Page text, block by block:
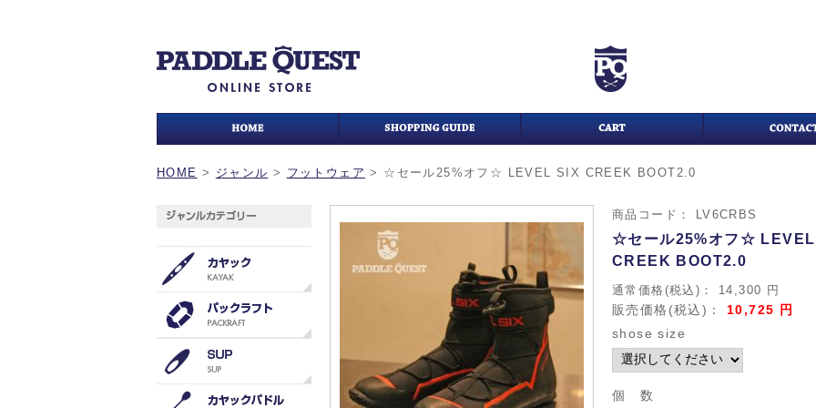
HOME > ジャンル > フットウェア > ☆セール25%オフ☆ LEVEL SIX CREEK BOOT2.0
商品コード： LV6CRBS
☆セール25%オフ☆
CREEK BOOT2.0
通常価格(税込)： 14,300 円
販売価格(税込)： 10,725 円
shose size
個 数